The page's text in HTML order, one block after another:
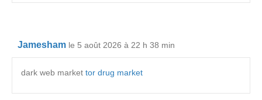
Jamesham le 5 août 2026 à 22 h 38 min
dark web market tor drug market